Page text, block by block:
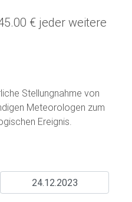
€ jeder weitere
Stellungnahme von
Meteorologen zum
Ereignis.